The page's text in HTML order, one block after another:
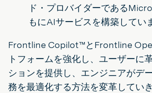
ド・プロバイダーである
もにAIサービスを構築してい
Frontline Copilot™とFrontline
トフォームを強化し、ユーザーに
ションを提供し、エンジニアがデ
務を最適化する方法を変革していき